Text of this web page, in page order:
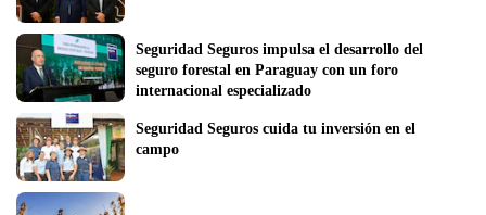
Seguridad Seguros impulsa el desarrollo del
seguro forestal en Paraguay con un foro
internacional especializado
Seguridad Seguros cuida tu inversión en el
campo